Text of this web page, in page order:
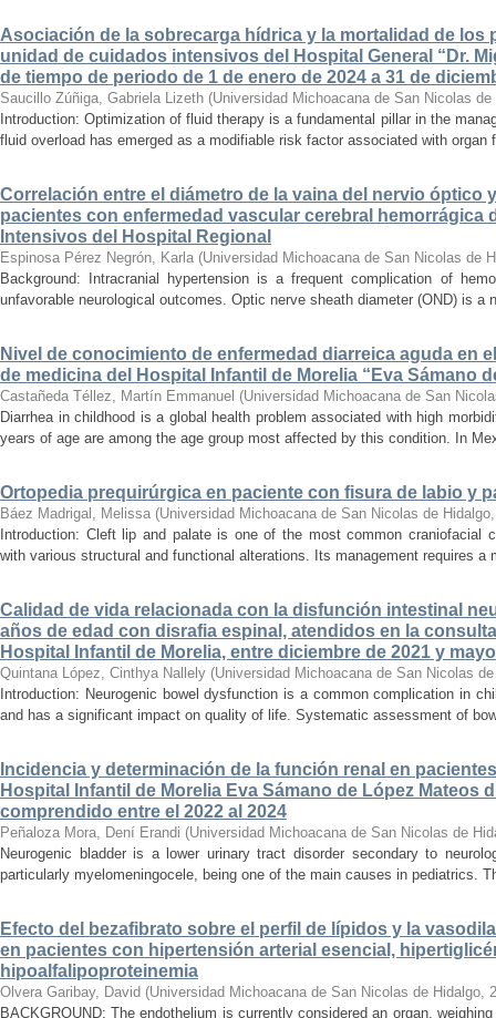
Asociación de la sobrecarga hídrica y la mortalidad de los
unidad de cuidados intensivos del Hospital General “Dr.
de tiempo de periodo de 1 de enero de 2024 a 31 de
Saucillo Zúñiga, Gabriela Lizeth (Universidad Michoacana de San Nicolas de
Introduction: Optimization of fluid therapy is a fundamental pillar in the
fluid overload has emerged as a modifiable risk factor associated with organ
Correlación entre el diámetro de la vaina del nervio óptico
pacientes con enfermedad vascular cerebral hemorrágica
Intensivos del Hospital Regional
Espinosa Pérez Negrón, Karla (Universidad Michoacana de San Nicolas de
Background: Intracranial hypertension is a frequent complication of
unfavorable neurological outcomes. Optic nerve sheath diameter (OND) is a
Nivel de conocimiento de enfermedad diarreica aguda en
de medicina del Hospital Infantil de Morelia “Eva Sámano
Castañeda Téllez, Martín Emmanuel (Universidad Michoacana de San
Diarrhea in childhood is a global health problem associated with high
years of age are among the age group most affected by this condition. In
Ortopedia prequirúrgica en paciente con fisura de labio y
Báez Madrigal, Melissa (Universidad Michoacana de San Nicolas de Hidalgo
Introduction: Cleft lip and palate is one of the most common craniofacial
with various structural and functional alterations. Its management requires a
Calidad de vida relacionada con la disfunción intestinal
años de edad con disrafia espinal, atendidos en la
Hospital Infantil de Morelia, entre diciembre de 2021 y
Quintana López, Cinthya Nallely (Universidad Michoacana de San Nicolas
Introduction: Neurogenic bowel dysfunction is a common complication in
and has a significant impact on quality of life. Systematic assessment of
Incidencia y determinación de la función renal en
Hospital Infantil de Morelia Eva Sámano de López Mateos
comprendido entre el 2022 al 2024
Peñaloza Mora, Dení Erandi (Universidad Michoacana de San Nicolas de
Neurogenic bladder is a lower urinary tract disorder secondary to
particularly myelomeningocele, being one of the main causes in pediatrics.
Efecto del bezafibrato sobre el perfil de lípidos y la
en pacientes con hipertensión arterial esencial,
hipoalfalipoproteinemia
Olvera Garibay, David (Universidad Michoacana de San Nicolas de Hidalgo,
BACKGROUND: The endothelium is currently considered an organ,